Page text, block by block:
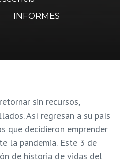
INFORMES
sin recursos,
Así regresan a su país
que decidieron emprender
la pandemia. Este 3 de
de historia de vidas del